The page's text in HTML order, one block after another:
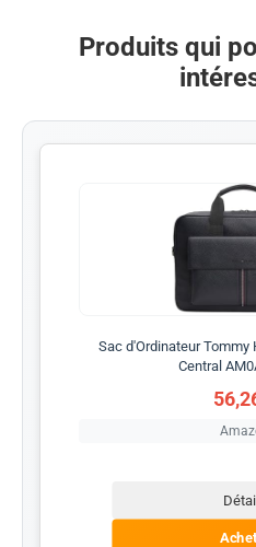
Produits qui
Sac d'Ordinateur Tommy
Central